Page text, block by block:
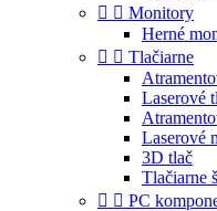
  Monitory
Herné
  Tlačiarne
Laserové
Laserové
3D tlač
Tlačiarne
  PC